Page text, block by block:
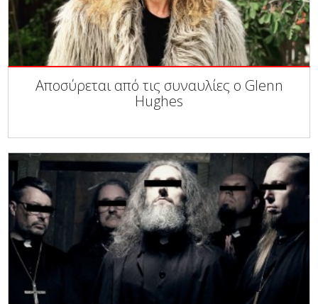
Αποσύρεται από τις συναυλίες ο Glenn
Hughes